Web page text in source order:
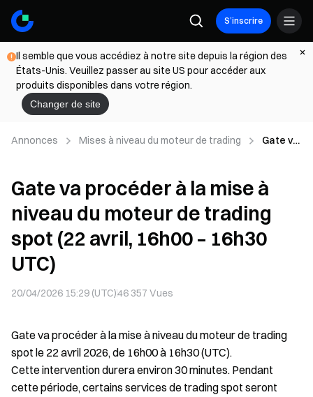
S’inscrire
Il semble que vous accédiez à notre site depuis la région des
États-Unis. Veuillez passer au site US pour accéder aux
produits disponibles dans votre région.
Changer de site
Annonces Mises à niveau du moteur de trading
Gate va
mise à
niveau
du
moteur
de
UTC)
Gate va procéder à la mise à
niveau du moteur de trading
spot (22 avril, 16h00 – 16h30
UTC)
20/04/2026 15:29 (UTC)46 357 Vues
Gate va procéder à la mise à niveau du moteur de trading
spot le 22 avril 2026, de 16h00 à 16h30 (UTC).
Cette intervention durera environ 30 minutes. Pendant
cette période, certains services de trading spot seront